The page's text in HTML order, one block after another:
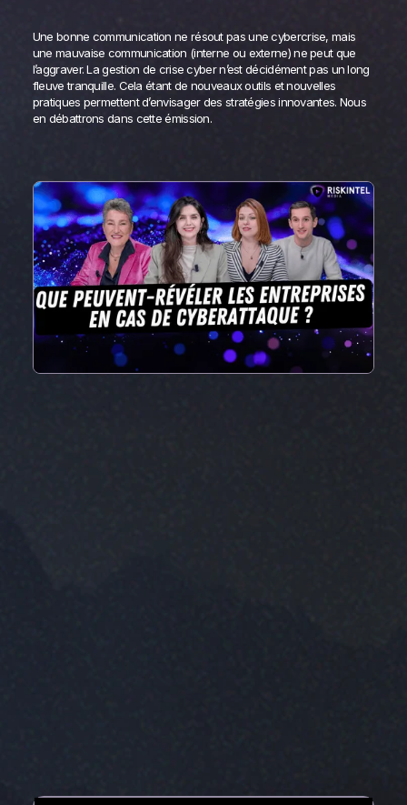
Une bonne communication ne résout pas une cybercrise, mais
une mauvaise communication (interne ou externe) ne peut que
l’aggraver. La gestion de crise cyber n’est décidément pas un long
fleuve tranquille. Cela étant de nouveaux outils et nouvelles
pratiques permettent d’envisager des stratégies innovantes. Nous
en débattrons dans cette émission.